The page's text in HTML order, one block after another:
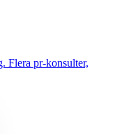
Flera pr-konsulter,